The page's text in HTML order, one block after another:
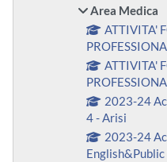
Area Medica
ATTIVITA'
ATTIVITA'
2023-24
4 - Arisi
2023-24
English&Public